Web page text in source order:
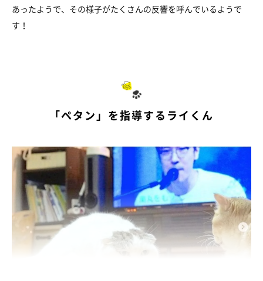
あったようで、その様子がたくさんの反響を呼んでいるようで
す！
「ペタン」を指導するライくん